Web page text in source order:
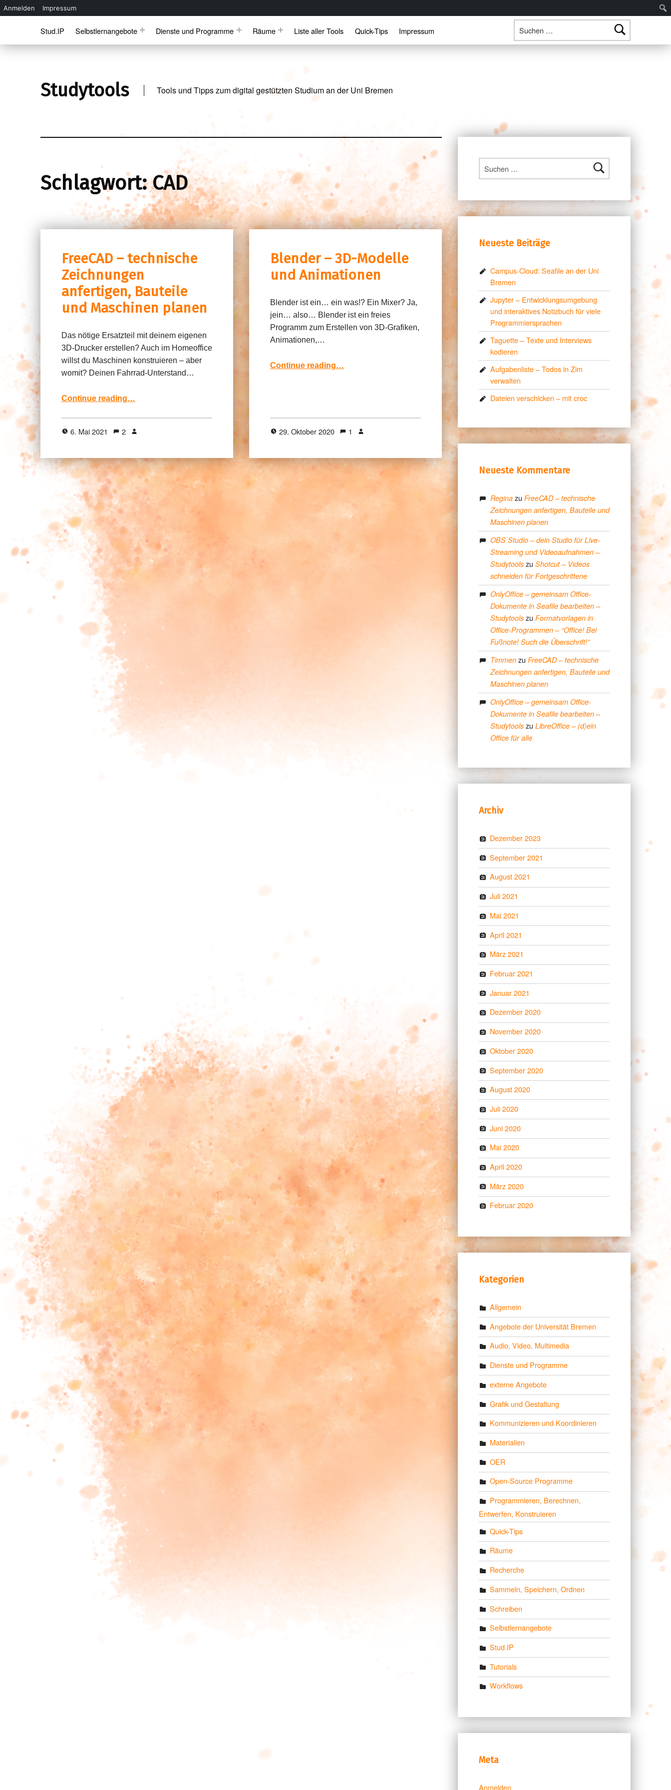
Anmelden Impressum
Skip to main navigation
Skip to main content
Skip to footer
Suchen nach:
Stud.IP
Selbstlernangebote Dienste und Programme Räume Liste aller Tools Quick-Tips Impressum
Studytools Tools und Tipps zum digital gestützten Studium an der Uni Bremen
Schlagwort:CAD
FreeCAD – technische
Zeichnungen
anfertigen, Bauteile
und Maschinen planen
Das nötige Ersatzteil mit deinem eigenen
3D-Drucker erstellen? Auch im Homeoffice
willst du Maschinen konstruieren – aber
womit? Deinen Fahrrad-Unterstand…
Continue reading“FreeCAD – technische Zeichnungen anfertigen, Bauteile und Maschinen planen”
…
6. Mai 2021 2
Blender – 3D-Modelle
und Animationen
Blender ist ein… ein was!? Ein Mixer? Ja,
jein… also… Blender ist ein freies
Programm zum Erstellen von 3D-Grafiken,
Animationen,…
Continue reading…
29. Oktober 2020 1
Suchen nach:
Neueste Beiträge
Campus-Cloud: Seafile an der Uni
Bremen
Jupyter – Entwicklungsumgebung
und interaktives Notizbuch für viele
Programmiersprachen
Taguette – Texte und Interviews
kodieren
Aufgabenliste – Todos in Zim
verwalten
Dateien verschicken – mit croc
Neueste Kommentare
Regina zuFreeCAD – technische
Zeichnungen anfertigen, Bauteile und
Maschinen planen
OBS Studio – dein Studio für Live-
Streaming und Videoaufnahmen –
Studytools zuShotcut – Videos
schneiden für Fortgeschrittene
OnlyOffice – gemeinsam Office-
Dokumente in Seafile bearbeiten –
Studytools zuFormatvorlagen in
Office-Programmen – “Office! Bei
Fußnote! Such die Überschrift!”
Timmen zuFreeCAD – technische
Zeichnungen anfertigen, Bauteile und
Maschinen planen
OnlyOffice – gemeinsam Office-
Dokumente in Seafile bearbeiten –
Studytools zuLibreOffice – (d)ein
Office für alle
Archiv
Dezember 2023
September 2021
August 2021
Juli 2021
Mai 2021
April 2021
März 2021
Februar 2021
Januar 2021
Dezember 2020
November 2020
Oktober 2020
September 2020
August 2020
Juli 2020
Juni 2020
Mai 2020
April 2020
März 2020
Februar 2020
Kategorien
Allgemein
Angebote der Universität Bremen
Audio, Video, Multimedia
Dienste und Programme
externe Angebote
Grafik und Gestaltung
Kommunizieren und Koordinieren
Materialien
OER
Open-Source Programme
Programmieren, Berechnen,
Entwerfen, Konstruieren
Quick-Tips
Räume
Recherche
Sammeln, Speichern, Ordnen
Schreiben
Selbstlernangebote
Stud.IP
Tutorials
Workflows
Meta
Anmelden